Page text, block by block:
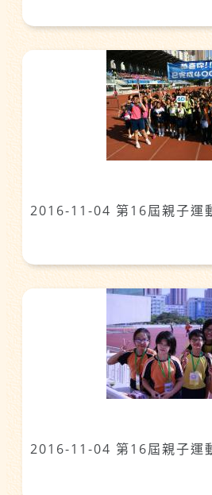
2016-11-04 第16屆親子運
2016-11-04 第16屆親子運